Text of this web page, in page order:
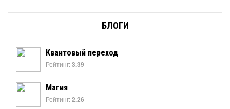
БЛОГИ
Квантовый переход
Рейтинг:3.39
Магия
Рейтинг:2.26